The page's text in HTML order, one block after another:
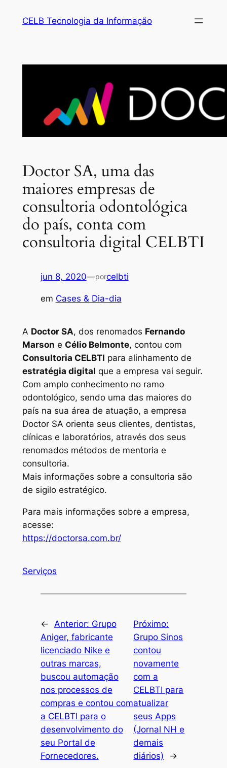
CELB Tecnologia da Informação
Doctor SA, uma das
maiores empresas de
consultoria odontológica
do país, conta com
consultoria digital CELBTI
jun 8, 2020—porcelbti
em Cases & Dia-dia
A Doctor SA, dos renomados Fernando
Marson e Célio Belmonte, contou com
Consultoria CELBTI para alinhamento de
estratégia digital que a empresa vai seguir.
Com amplo conhecimento no ramo
odontológico, sendo uma das maiores do
país na sua área de atuação, a empresa
Doctor SA orienta seus clientes, dentistas,
clínicas e laboratórios, através dos seus
renomados métodos de mentoria e
consultoria.
Mais informações sobre a consultoria são
de sigilo estratégico.
Para mais informações sobre a empresa,
acesse:
https://doctorsa.com.br/
Serviços
← Anterior: Grupo
Aniger, fabricante
licenciado Nike e
outras marcas,
buscou automação
nos processos de
compras e contou com
a CELBTI para o
desenvolvimento do
seu Portal de
Fornecedores.
Próximo:
Grupo Sinos
contou
novamente
com a
CELBTI para
atualizar
seus Apps
(Jornal NH e
demais
diários)
→